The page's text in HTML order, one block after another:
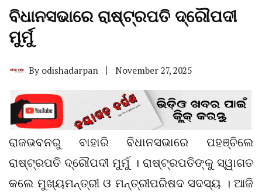
ବିଧାନସଭାରେ ରାଷ୍ଟ୍ରପତି ଦ୍ରୌପଦୀ
ମୁର୍ମୁ
By odishadarpan November 27, 2025
ରାଜଭବନରୁ ବାହାରି ବିଧାନସଭାରେ ପହଞ୍ଚିଲେ
ରାଷ୍ଟ୍ରପତି ଦ୍ରୌପଦୀ ମୁର୍ମୁ । ରାଷ୍ଟ୍ରପତିଙ୍କୁ ସ୍ୱାଗତ
କଲେ ମୁଖ୍ୟମନ୍ତ୍ରୀ ଓ ମନ୍ତ୍ରୀପରିଷଦ ସଦସ୍ୟ । ଆଜି